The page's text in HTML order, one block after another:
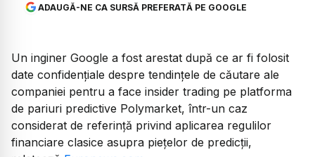
ADAUGĂ-NE CA SURSĂ PREFERATĂ PE GOOGLE
Un inginer Google a fost arestat după ce ar fi folosit
date confidențiale despre tendințele de căutare ale
companiei pentru a face insider trading pe platforma
de pariuri predictive Polymarket, într-un caz
considerat de referință privind aplicarea regulilor
financiare clasice asupra piețelor de predicții,